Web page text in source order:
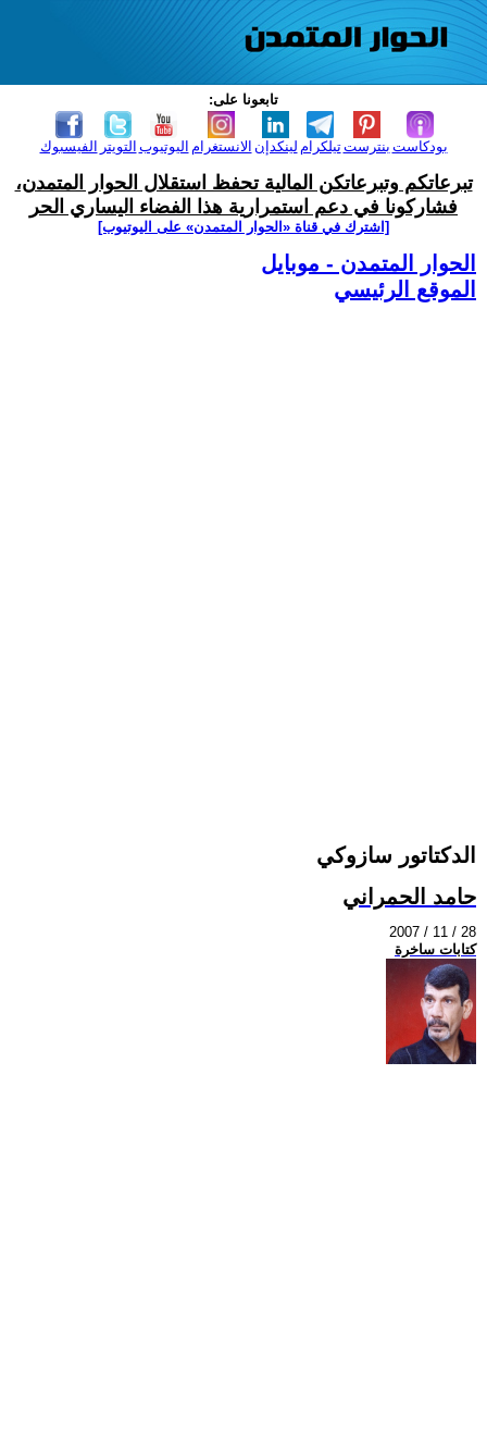
تابعونا على:
الفيسبوك التويتر اليوتيوب الانستغرام لينكدإن تيلكرامبنترست بودكاست
تبرعاتكم وتبرعاتكن المالية تحفظ استقلال الحوار المتمدن،
فشاركونا في دعم استمرارية هذا الفضاء اليساري الحر
[اشترك في قناة ‫«الحوار المتمدن» على اليوتيوب]
الحوار المتمدن - موبايل
الموقع الرئيسي
الدكتاتور سازوكي
حامد الحمراني
2007 / 11 / 28
كتابات ساخرة